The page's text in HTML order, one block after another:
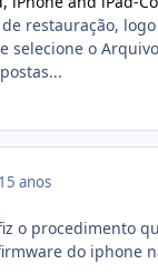
restauração,
selecione o
15 anos
o procedimento
do iphone